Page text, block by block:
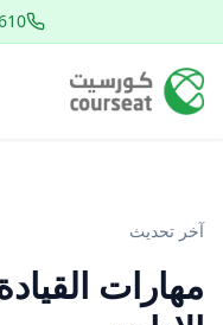
آخر تحديث
مهارات